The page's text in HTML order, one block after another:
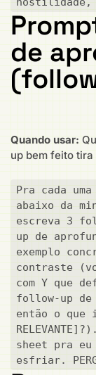
de
Quando usar:
up bem feito tira
Pra cada
abaixo da
escreva 3
up de
exemplo
contraste
com Y que
follow-up de
então o que
sheet pra
esfriar.